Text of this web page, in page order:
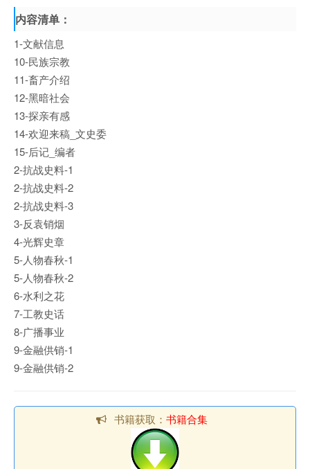
内容清单：
1-文献信息
10-民族宗教
11-畜产介绍
12-黑暗社会
13-探亲有感
14-欢迎来稿_文史委
15-后记_编者
2-抗战史料-1
2-抗战史料-2
2-抗战史料-3
3-反袁销烟
4-光辉史章
5-人物春秋-1
5-人物春秋-2
6-水利之花
7-工教史话
8-广播事业
9-金融供销-1
9-金融供销-2
书籍获取： 书籍合集